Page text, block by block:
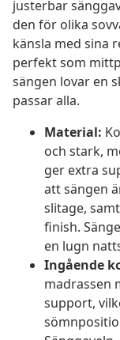
justerbar
den för olika
känsla med sina
perfekt som
sängen lovar en
passar alla.
Material:
och stark,
ger extra
att sängen
slitage,
finish.
en lugn
Ingående
madrassen
support,